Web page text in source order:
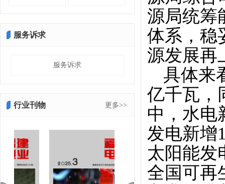
服务诉求
服务诉求
更多>>
行业刊物
源局统筹
体系，稳
源发展再
具体来
亿千瓦，
中，水电
发电新增
太阳能发
全国可再